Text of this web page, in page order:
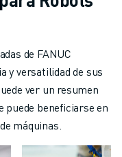
de FANUC
y versatilidad de sus
ver un resumen
puede beneficiarse en
máquinas.